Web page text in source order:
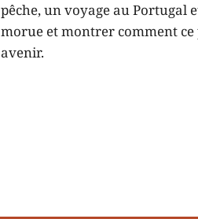
pêche, un voyage au Portugal
morue et montrer comment ce
avenir.